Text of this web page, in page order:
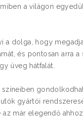
a világon
a dolga, hogy
és pontosan arra a
üveg hátfalát.
gyártói
az már elegendő